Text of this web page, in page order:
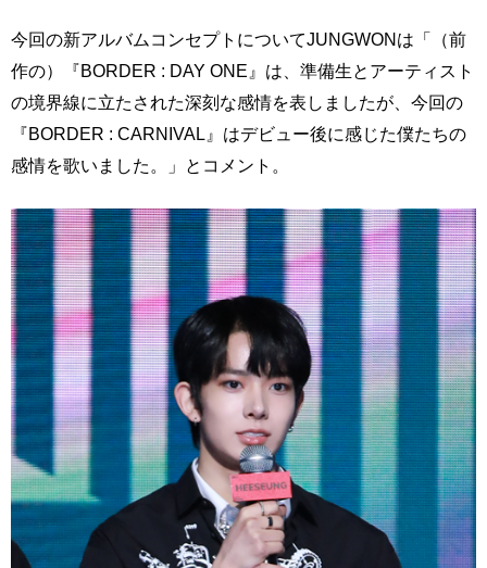
今回の新アルバムコンセプトについてJUNGWONは「（前
作の）『BORDER : DAY ONE』は、準備生とアーティスト
の境界線に立たされた深刻な感情を表しましたが、今回の
『BORDER : CARNIVAL』はデビュー後に感じた僕たちの
感情を歌いました。」とコメント。